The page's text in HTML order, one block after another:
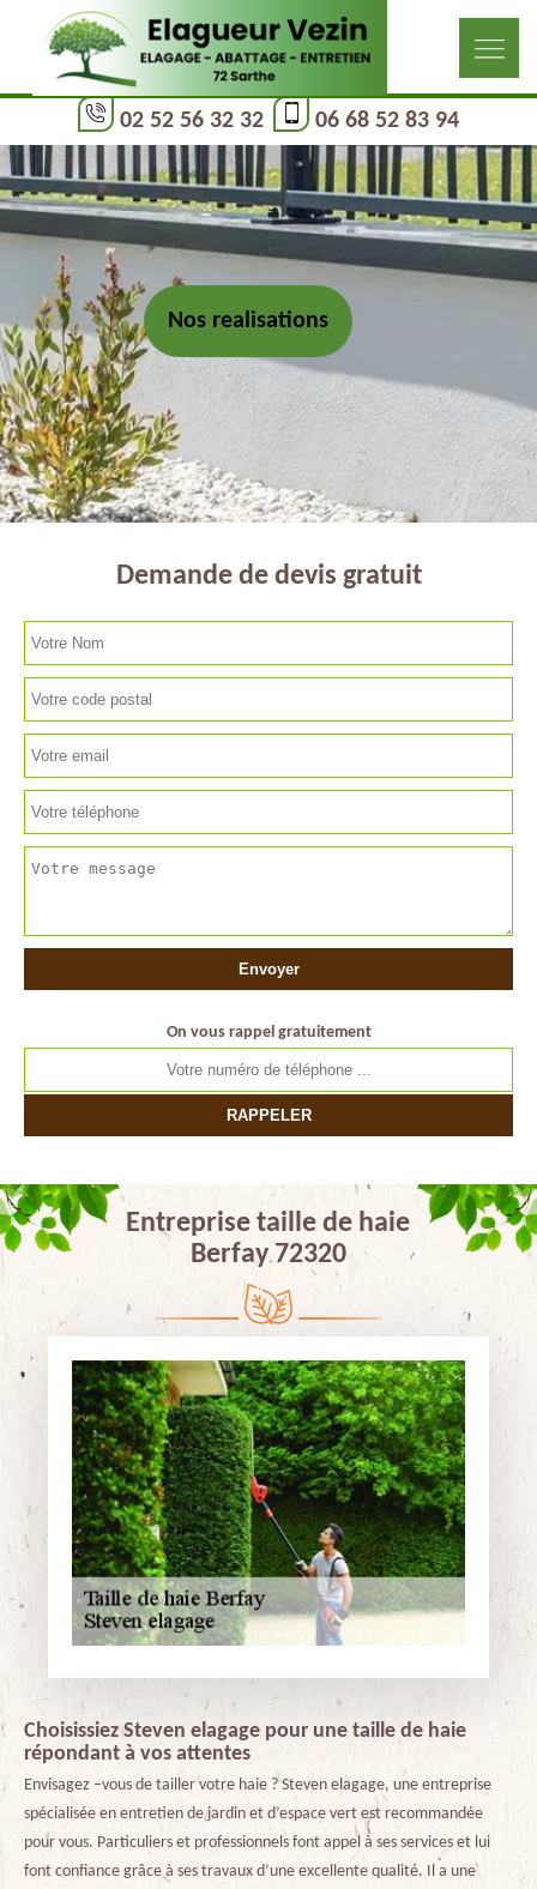
02 52 56 32 32 06 68 52 83 94
Nos realisations
Demande de devis gratuit
On vous rappel gratuitement
Entreprise taille de haie
Berfay 72320
Choisissiez Steven elagage pour une taille de haie
répondant à vos attentes
Envisagez –vous de tailler votre haie ? Steven elagage, une entreprise
spécialisée en entretien de jardin et d’espace vert est recommandée
pour vous. Particuliers et professionnels font appel à ses services et lui
font confiance grâce à ses travaux d’une excellente qualité. Il a une